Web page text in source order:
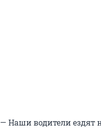
— Наши водители ездят